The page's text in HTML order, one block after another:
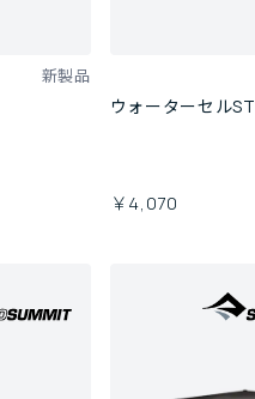
新製品
ウォーターセルST
￥4,070